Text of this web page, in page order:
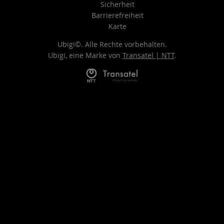
Sicherheit
Barrierefreiheit
Karte
Ubigi©. Alle Rechte vorbehalten.
Ubigi, eine Marke von Transatel | NTT.